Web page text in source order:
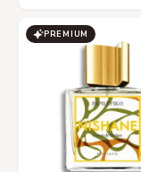
PREMIUM